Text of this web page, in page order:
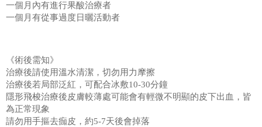
一個月內有進行果酸治療者
一個月有從事過度日曬活動者
《術後需知》
治療後請使用溫水清潔，切勿用力摩擦
治療後若局部泛紅，可配合冰敷10-30分鐘
隱形飛梭治療後皮膚較薄處可能會有輕微不明顯的皮下出血，皆
為正常現象
請勿用手摳去痂皮，約5-7天後會掉落